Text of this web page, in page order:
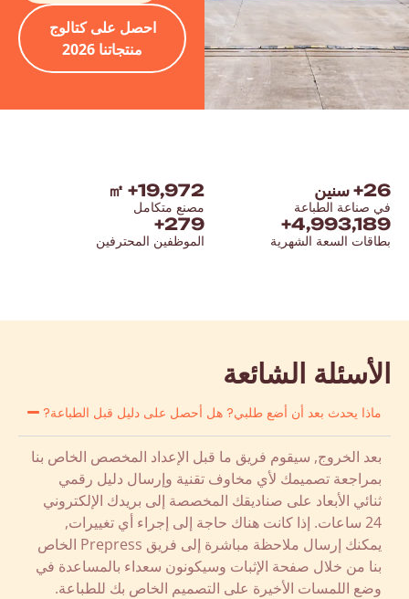
احصل على كتالوج
منتجاتنا 2026
في صناعة الطباعة
27+ سنين
مصنع متكامل
20,000
+ ㎡
بطاقات السعة الشهرية
5,000,000
الموظفين المحترفين
280
+
الأسئلة الشائعة
ماذا يحدث بعد أن أضع طلبي? هل أحصل على دليل قبل الطباعة?
بعد الخروج, سيقوم فريق ما قبل الإعداد المخصص الخاص بنا
بمراجعة تصميمك لأي مخاوف تقنية وإرسال دليل رقمي
ثنائي الأبعاد على صناديقك المخصصة إلى بريدك الإلكتروني
24 ساعات. إذا كانت هناك حاجة إلى إجراء أي تغييرات,
يمكنك إرسال ملاحظة مباشرة إلى فريق Prepress الخاص
بنا من خلال صفحة الإثبات وسيكونون سعداء بالمساعدة في
وضع اللمسات الأخيرة على التصميم الخاص بك للطباعة.